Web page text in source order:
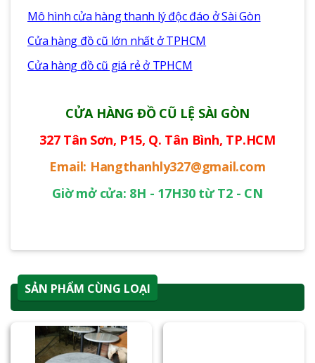
Mô hình cửa hàng thanh lý độc đáo ở Sài Gòn
Cửa hàng đồ cũ lớn nhất ở TPHCM
Cửa hàng đồ cũ giá rẻ ở TPHCM
CỬA HÀNG ĐỒ CŨ LỆ SÀI GÒN
327 Tân Sơn, P15, Q. Tân Bình, TP.HCM
Email: Hangthanhly327@gmail.com
Giờ mở cửa: 8H - 17H30 từ T2 - CN
SẢN PHẨM CÙNG LOẠI